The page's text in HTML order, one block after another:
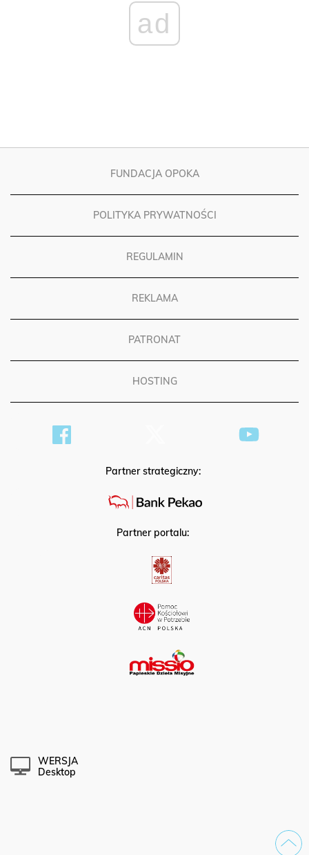
ad
FUNDACJA OPOKA
POLITYKA PRYWATNOŚCI
REGULAMIN
REKLAMA
PATRONAT
HOSTING
Partner strategiczny:
Partner portalu:
WERSJA
Desktop